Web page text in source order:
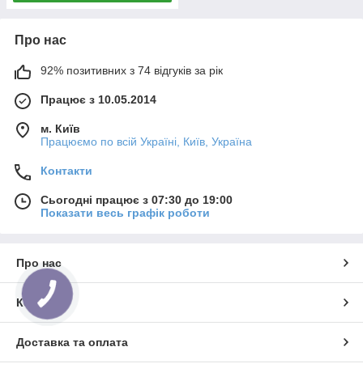
Про нас
92% позитивних з 74 відгуків за рік
Працює з 10.05.2014
м. Київ
Працюємо по всій Україні, Київ, Україна
Контакти
Сьогодні працює з 07:30 до 19:00
Показати весь графік роботи
Про нас
Контакти
Доставка та оплата
КНОПКА
ЗВ'ЯЗКУ